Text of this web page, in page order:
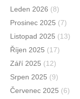
Leden 2026 (8)
Prosinec 2025 (7)
Listopad 2025 (13)
Říjen 2025 (17)
Září 2025 (12)
Srpen 2025 (9)
Červenec 2025 (6)